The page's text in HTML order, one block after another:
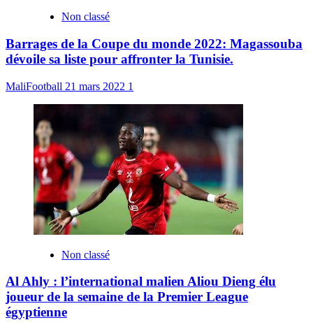
Non classé
Barrages de la Coupe du monde 2022: Magassouba
dévoile sa liste pour affronter la Tunisie.
MaliFootball 21 mars 2022 1
Non classé
Al Ahly : l’international malien Aliou Dieng élu
joueur de la semaine de la Premier League
égyptienne